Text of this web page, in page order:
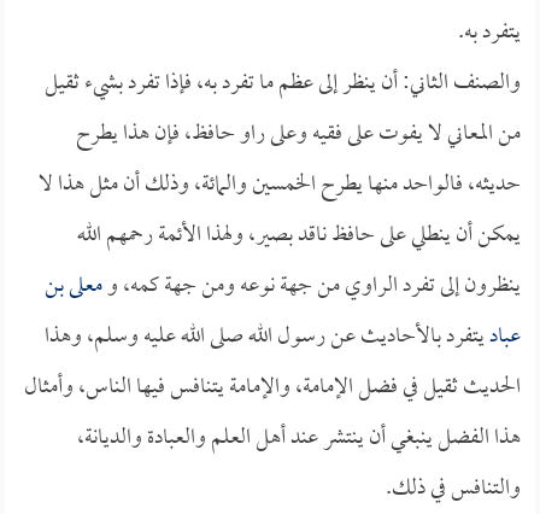
يتفرد به.
والصنف الثاني: أن ينظر إلى عظم ما تفرد به، فإذا تفرد بشيء ثقيل
من المعاني لا يفوت على فقيه وعلى راو حافظ، فإن هذا يطرح
حديثه، فالواحد منها يطرح الخمسين والمائة، وذلك أن مثل هذا لا
يمكن أن ينطلي على حافظ ناقد بصير، ولهذا الأئمة رحمهم الله
ينظرون إلى تفرد الراوي من جهة نوعه ومن جهة كمه، ومعلى بن
عباديتفرد بالأحاديث عن رسول الله صلى الله عليه وسلم، وهذا
الحديث ثقيل في فضل الإمامة، والإمامة يتنافس فيها الناس، وأمثال
هذا الفضل ينبغي أن ينتشر عند أهل العلم والعبادة والديانة،
والتنافس في ذلك.